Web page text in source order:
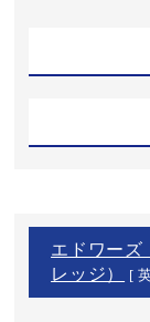
エドワー
レッジ）
[